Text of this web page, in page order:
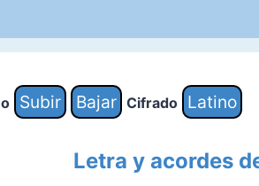
Subir Bajar Cifrado Latino
Letra y acordes